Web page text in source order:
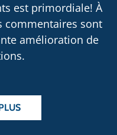
est primordiale! À
commentaires sont
amélioration de